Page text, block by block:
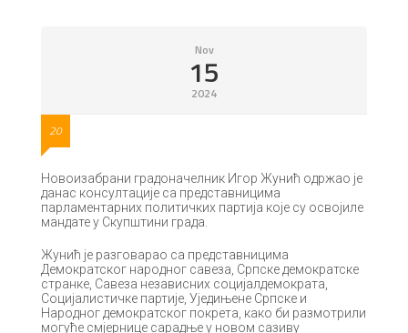
Nov
15
2024
20
Новоизабрани градоначелник Игор Жунић одржао је
данас консултације са представницима
парламентарних политичких партија које су освојиле
мандате у Скупштини града.
Жунић је разговарао са представницима
Демократског народног савеза, Српске демократске
странке, Савеза независних социјалдемократа,
Социјалистичке партије, Уједињене Српске и
Народног демократског покрета, како би размотрили
могуће смјернице сарадње у новом сазиву